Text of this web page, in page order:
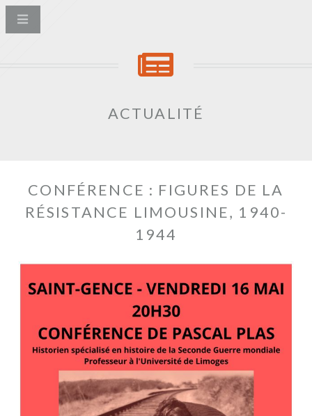
ACTUALITÉ
CONFÉRENCE : FIGURES DE LA
RÉSISTANCE LIMOUSINE, 1940-
1944